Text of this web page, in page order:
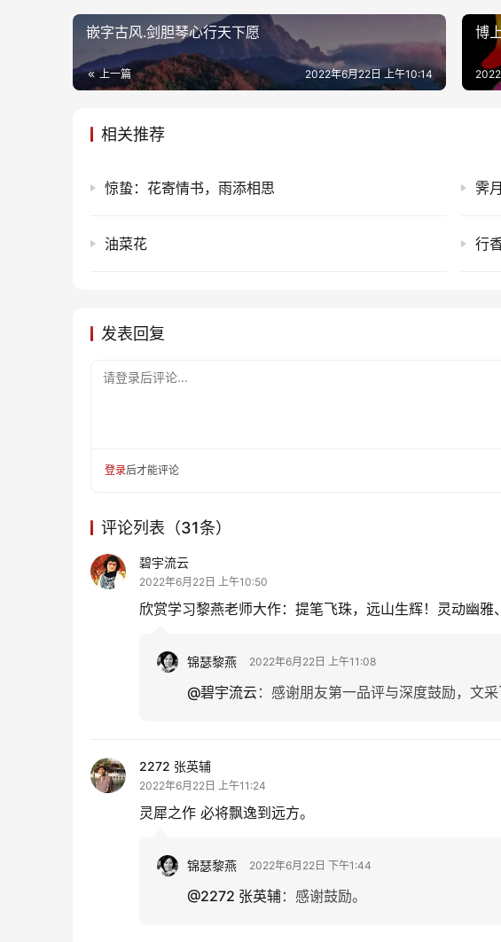
嵌字古风.剑胆琴心行天下愿
上一篇 2022年6月22日 上午10:14
博
相关推荐
惊蛰：花寄情书，雨添相思 霁
油菜花 行
发表回复
请登录后评论...
登录后才能评论
评论列表（31条）
碧宇流云
2022年6月22日 上午10:50
欣赏学习黎燕老师大作：提笔飞珠，远山生辉！灵动幽
锦瑟黎燕 2022年6月22日 上午11:08
@碧宇流云： 感谢朋友第一品评与深度鼓励，文采
2272 张英辅
2022年6月22日 上午11:24
灵犀之作 必将飘逸到远方。
锦瑟黎燕 2022年6月22日 下午1:44
@2272 张英辅： 感谢鼓励。